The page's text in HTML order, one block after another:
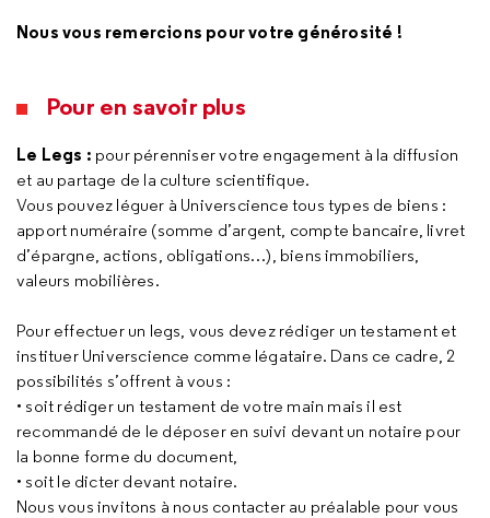
Nous vous remercions pour votre générosité !
Pour en savoir plus
Le Legs : pour pérenniser votre engagement à la diffusion
et au partage de la culture scientifique.
Vous pouvez léguer à Universcience tous types de biens :
apport numéraire (somme d’argent, compte bancaire, livret
d’épargne, actions, obligations…), biens immobiliers,
valeurs mobilières.
Pour effectuer un legs, vous devez rédiger un testament et
instituer Universcience comme légataire. Dans ce cadre, 2
possibilités s’offrent à vous :
• soit rédiger un testament de votre main mais il est
recommandé de le déposer en suivi devant un notaire pour
la bonne forme du document,
• soit le dicter devant notaire.
Nous vous invitons à nous contacter au préalable pour vous